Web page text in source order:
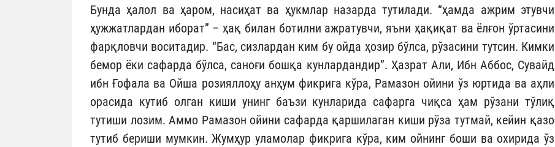
Бунда ҳалол ва ҳаром, насиҳат ва ҳукмлар назарда тутилади. “ҳамда ажрим этувчи
ҳужжатлардан иборат” – ҳақ билан ботилни ажратувчи, яъни ҳақиқат ва ёлғон ўртасини
фарқловчи воситадир. “Бас, сизлардан ким бу ойда ҳозир бўлса, рўзасини тутсин. Кимки
бемор ёки сафарда бўлса, саноғи бошқа кунлардандир”. Ҳазрат Али, Ибн Аббос, Сувайд
ибн Ғофала ва Ойша розияллоҳу анҳум фикрига кўра, Рамазон ойини ўз юртида ва аҳли
орасида кутиб олган киши унинг баъзи кунларида сафарга чиқса ҳам рўзани тўлиқ
тутиши лозим. Аммо Рамазон ойини сафарда қаршилаган киши рўза тутмай, кейин қазо
тутиб бериши мумкин. Жумҳур уламолар фикрига кўра, ким ойнинг боши ва охирида ўз